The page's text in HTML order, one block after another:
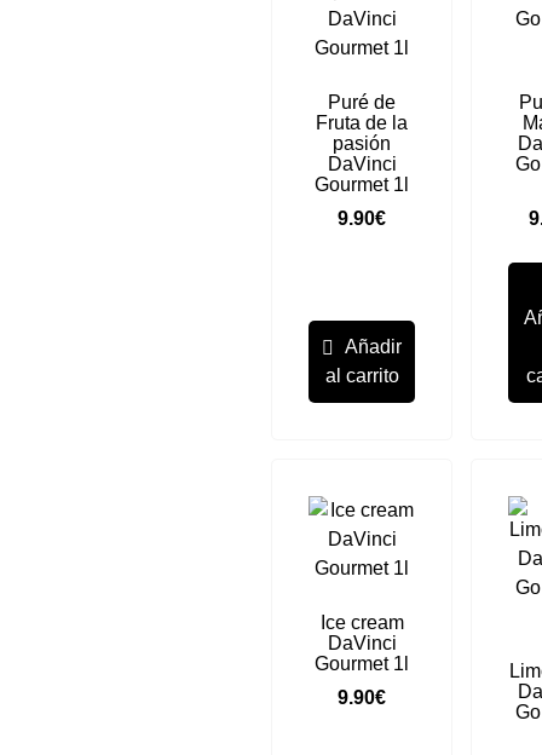
Puré de
Fruta de la
pasión
DaVinci
Gourmet 1l
9.90€
Añadir
al carrito
Ice cream
DaVinci
Gourmet 1l
9.90€